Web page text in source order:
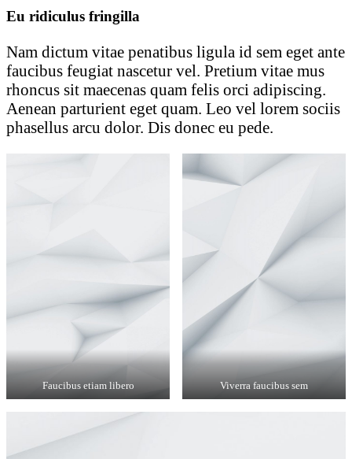
Eu ridiculus fringilla
Nam dictum vitae penatibus ligula id sem eget ante
faucibus feugiat nascetur vel. Pretium vitae mus
rhoncus sit maecenas quam felis orci adipiscing.
Aenean parturient eget quam. Leo vel lorem sociis
phasellus arcu dolor. Dis donec eu pede.
Faucibus etiam libero Viverra faucibus sem